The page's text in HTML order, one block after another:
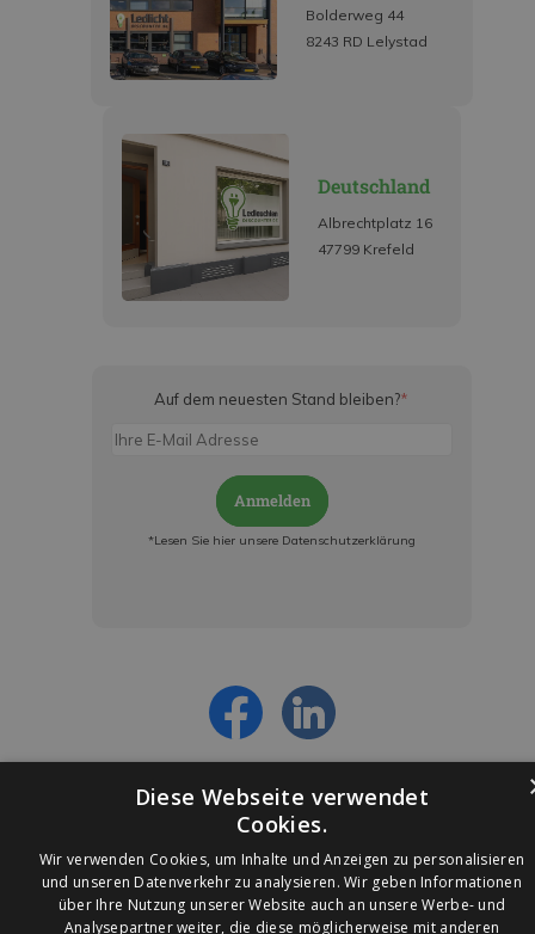
Bolderweg 44
8243 RD Lelystad
Deutschland
Albrechtplatz 16
47799 Krefeld
Auf dem neuesten Stand bleiben?*
Anmelden
*Lesen Sie hier unsere Datenschutzerklärung
© 2026 Ledleuchtendiscounter.de
Diese Webseite verwendet
Cookies.
Wir verwenden Cookies, um Inhalte und Anzeigen zu personalisieren
und unseren Datenverkehr zu analysieren. Wir geben Informationen
über Ihre Nutzung unserer Website auch an unsere Werbe- und
Analysepartner weiter, die diese möglicherweise mit anderen